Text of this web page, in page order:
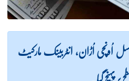
اُونچی اُڑان، انٹربینک مارکیٹ